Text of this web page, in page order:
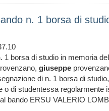
n. 1 borsa di
1 borsa di studio in memoria
giuseppe
di n. 1 borsa di
o di studentessa regolarmente
bando ERSU VALERIO